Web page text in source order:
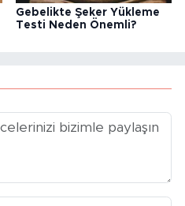
Gebelikte Şeker Yükleme
Testi Neden Önemli?